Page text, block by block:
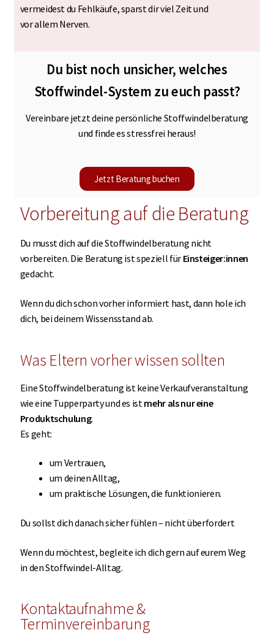
vermeidest du Fehlkäufe, sparst dir viel Zeit und
vor allem Nerven.
Du bist noch unsicher, welches
Stoffwindel-System zu euch passt?
Vereinbare jetzt deine persönliche Stoffwindelberatung
und finde es stressfrei heraus!
Jetzt Beratung buchen
Vorbereitung auf die Beratung
Du musst dich auf die Stoffwindelberatung nicht
vorbereiten. Die Beratung ist speziell für Einsteiger:innen
gedacht.
Wenn du dich schon vorher informiert hast, dann hole ich
dich, bei deinem Wissensstand ab.
Was Eltern vorher wissen sollten
Eine Stoffwindelberatung ist keine Verkaufveranstaltung
wie eine Tupperparty und es ist mehr als nur eine
Produktschulung.
Es geht:
um Vertrauen,
um deinen Alltag,
um praktische Lösungen, die funktionieren.
Du sollst dich danach sicher fühlen – nicht überfordert
Wenn du möchtest, begleite ich dich gern auf eurem Weg
in den Stoffwindel-Alltag.
Kontaktaufnahme &
Terminvereinbarung